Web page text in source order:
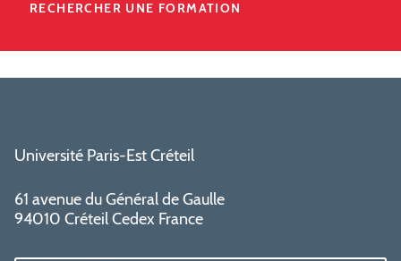
RECHERCHER UNE FORMATION
Université Paris-Est Créteil
61 avenue du Général de Gaulle
94010 Créteil Cedex France